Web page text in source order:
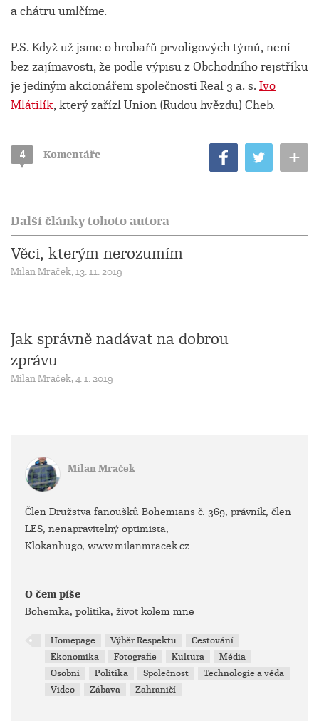
a chátru umlčíme.
P.S. Když už jsme o hrobařů prvoligových týmů, není
bez zajímavosti, že podle výpisu z Obchodního rejstříku
je jediným akcionářem společnosti Real 3 a. s. Ivo
Mlátilík, který zařízl Union (Rudou hvězdu) Cheb.
4 Komentáře +
Další články tohoto autora
Věci, kterým nerozumím
Milan Mraček, 13. 11. 2019
Jak správně nadávat na dobrou
zprávu
Milan Mraček, 4. 1. 2019
Milan Mraček
Člen Družstva fanoušků Bohemians č. 369, právník, člen
LES, nenapravitelný optimista,
Klokanhugo, www.milanmracek.cz
O čem píše
Bohemka, politika, život kolem mne
Homepage Výběr Respektu
Cestování
Ekonomika
Fotografie Kultura
Média
Osobní
Politika Společnost
Technologie a věda
Video
Zábava Zahraničí